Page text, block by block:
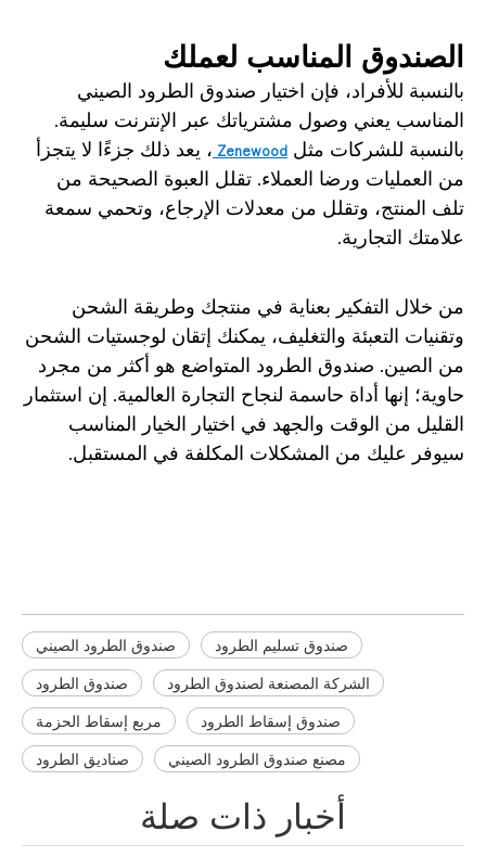
الصندوق المناسب لعملك
بالنسبة للأفراد، فإن اختيار صندوق الطرود الصيني
المناسب يعني وصول مشترياتك عبر الإنترنت سليمة.
بالنسبة للشركات مثل Zenewood ، يعد ذلك جزءًا لا يتجزأ
من العمليات ورضا العملاء. تقلل العبوة الصحيحة من
تلف المنتج، وتقلل من معدلات الإرجاع، وتحمي سمعة
علامتك التجارية.
من خلال التفكير بعناية في منتجك وطريقة الشحن
وتقنيات التعبئة والتغليف، يمكنك إتقان لوجستيات الشحن
من الصين. صندوق الطرود المتواضع هو أكثر من مجرد
حاوية؛ إنها أداة حاسمة لنجاح التجارة العالمية. إن استثمار
القليل من الوقت والجهد في اختيار الخيار المناسب
سيوفر عليك من المشكلات المكلفة في المستقبل.
صندوق الطرود الصيني
صندوق تسليم الطرود
صندوق الطرود
الشركة المصنعة لصندوق الطرود
مربع إسقاط الحزمة
صندوق إسقاط الطرود
صناديق الطرود
مصنع صندوق الطرود الصيني
أخبار ذات صلة